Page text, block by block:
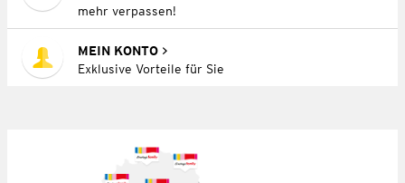
mehr verpassen!
MEIN KONTO
Exklusive Vorteile für Sie